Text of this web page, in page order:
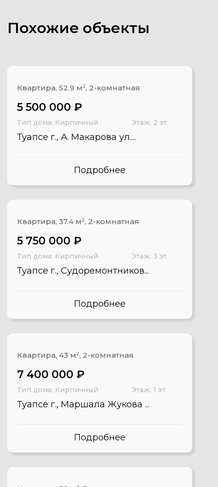
Похожие объекты
Квартира, 52.9 м2, 2-комнатная
5 500 000 ₽
Тип дома: Кирпичный Этаж: 2 эт
Туапсе г., А. Макарова ул....
Подробнее
Квартира, 37.4 м2, 2-комнатная
5 750 000 ₽
Тип дома: Кирпичный Этаж: 3 эт
Туапсе г., Судоремонтников...
Подробнее
Квартира, 43 м2, 2-комнатная
7 400 000 ₽
Тип дома: Кирпичный Этаж: 1 эт
Туапсе г., Маршала Жукова ...
Подробнее